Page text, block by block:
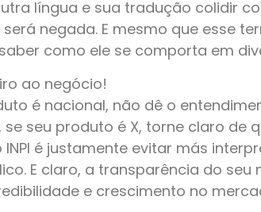
língua e sua tradução colidir
negada. E mesmo que esse
como ele se comporta em
ao negócio!
é nacional, não dê o
seu produto é X, torne claro de
INPI é justamente evitar más
E claro, a transparência do
e crescimento no